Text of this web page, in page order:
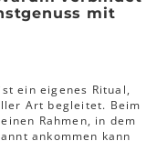
mit
ein eigenes Ritual,
Art begleitet. Beim
Rahmen, in dem
ankommen kann